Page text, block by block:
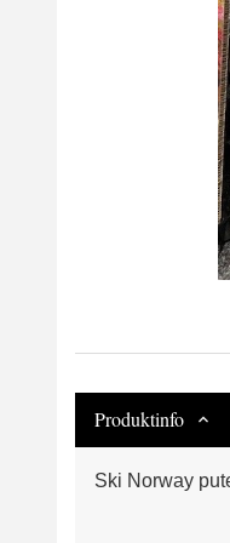
Produktinfo
Ski Norway